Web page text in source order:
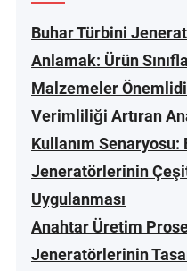
Buhar Türbini
Anlamak: Ürün
Malzemeler
Verimliliği Artıran
Kullanım Senaryosu:
Jeneratörlerinin
Uygulanması
Anahtar Üretim
Jeneratörlerinin